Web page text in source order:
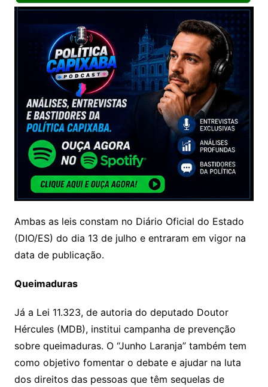
Ambas as leis constam no Diário Oficial do Estado
(DIO/ES) do dia 13 de julho e entraram em vigor na
data de publicação.
Queimaduras
Já a Lei 11.323, de autoria do deputado Doutor
Hércules (MDB), institui campanha de prevenção
sobre queimaduras. O “Junho Laranja” também tem
como objetivo fomentar o debate e ajudar na luta
dos direitos das pessoas que têm sequelas de